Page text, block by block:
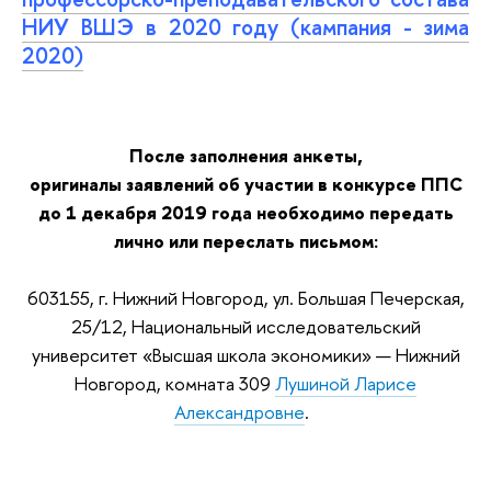
НИУ ВШЭ в 2020 году (кампания - зима
2020)
После заполнения анкеты,
оригиналы заявлений об участии в конкурсе ППС
до 1 декабря 2019 года необходимо передать
лично или переслать письмом:
603155, г. Нижний Новгород, ул. Большая Печерская,
25/12, Национальный исследовательский
университет «Высшая школа экономики» — Нижний
Новгород, комната 309 Лушиной Ларисе
Александровне.